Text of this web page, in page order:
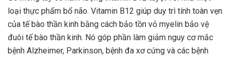
loại thực phẩm bổ não. Vitamin B12 giúp duy trì tính toàn vẹn
của tế bào thần kinh bằng cách bảo tồn vỏ myelin bảo vệ
đuôi tế bào thần kinh. Nó góp phần làm giảm nguy cơ mắc
bệnh Alzheimer, Parkinson, bệnh đa xơ cứng và các bệnh